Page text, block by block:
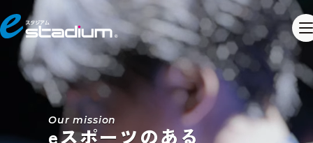
Our mission
eスポーツのある